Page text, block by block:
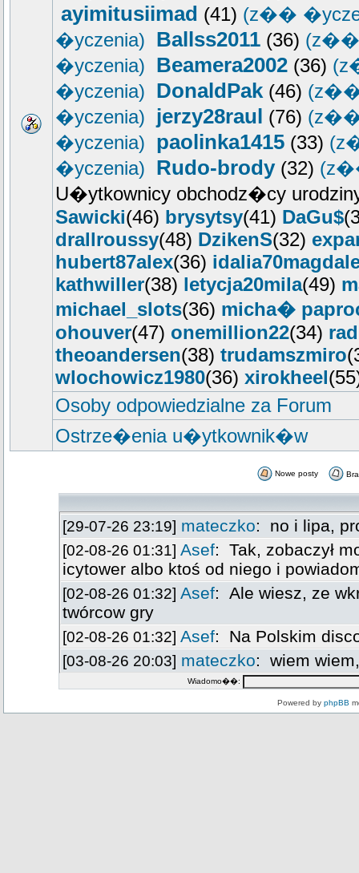
ayimitusiimad (41) (z��
�yczenia) Ballss2011 (36) (z��
�yczenia) Beamera2002 (36)
�yczenia) DonaldPak (46) (z��
�yczenia) jerzy28raul (76) (z��
�yczenia) paolinka1415 (33)
�yczenia) Rudo-brody(32)
U�ytkownicy obchodz�cy
Sawicki(46) brysytsy(41) DaGu$
drallroussy(48) DzikenS(32)
hubert87alex(36)
kathwiller(38) letycja20mila(49)
michael_slots(36) micha�
ohouver(47) onemillion22(34)
theoandersen(38) trudamszmiro
wlochowicz1980(36) xirokheel
Osoby odpowiedzialne za Forum
Ostrze�enia u�ytkownik�w
Nowe posty
Wiadomo��:
Powered by phpBB